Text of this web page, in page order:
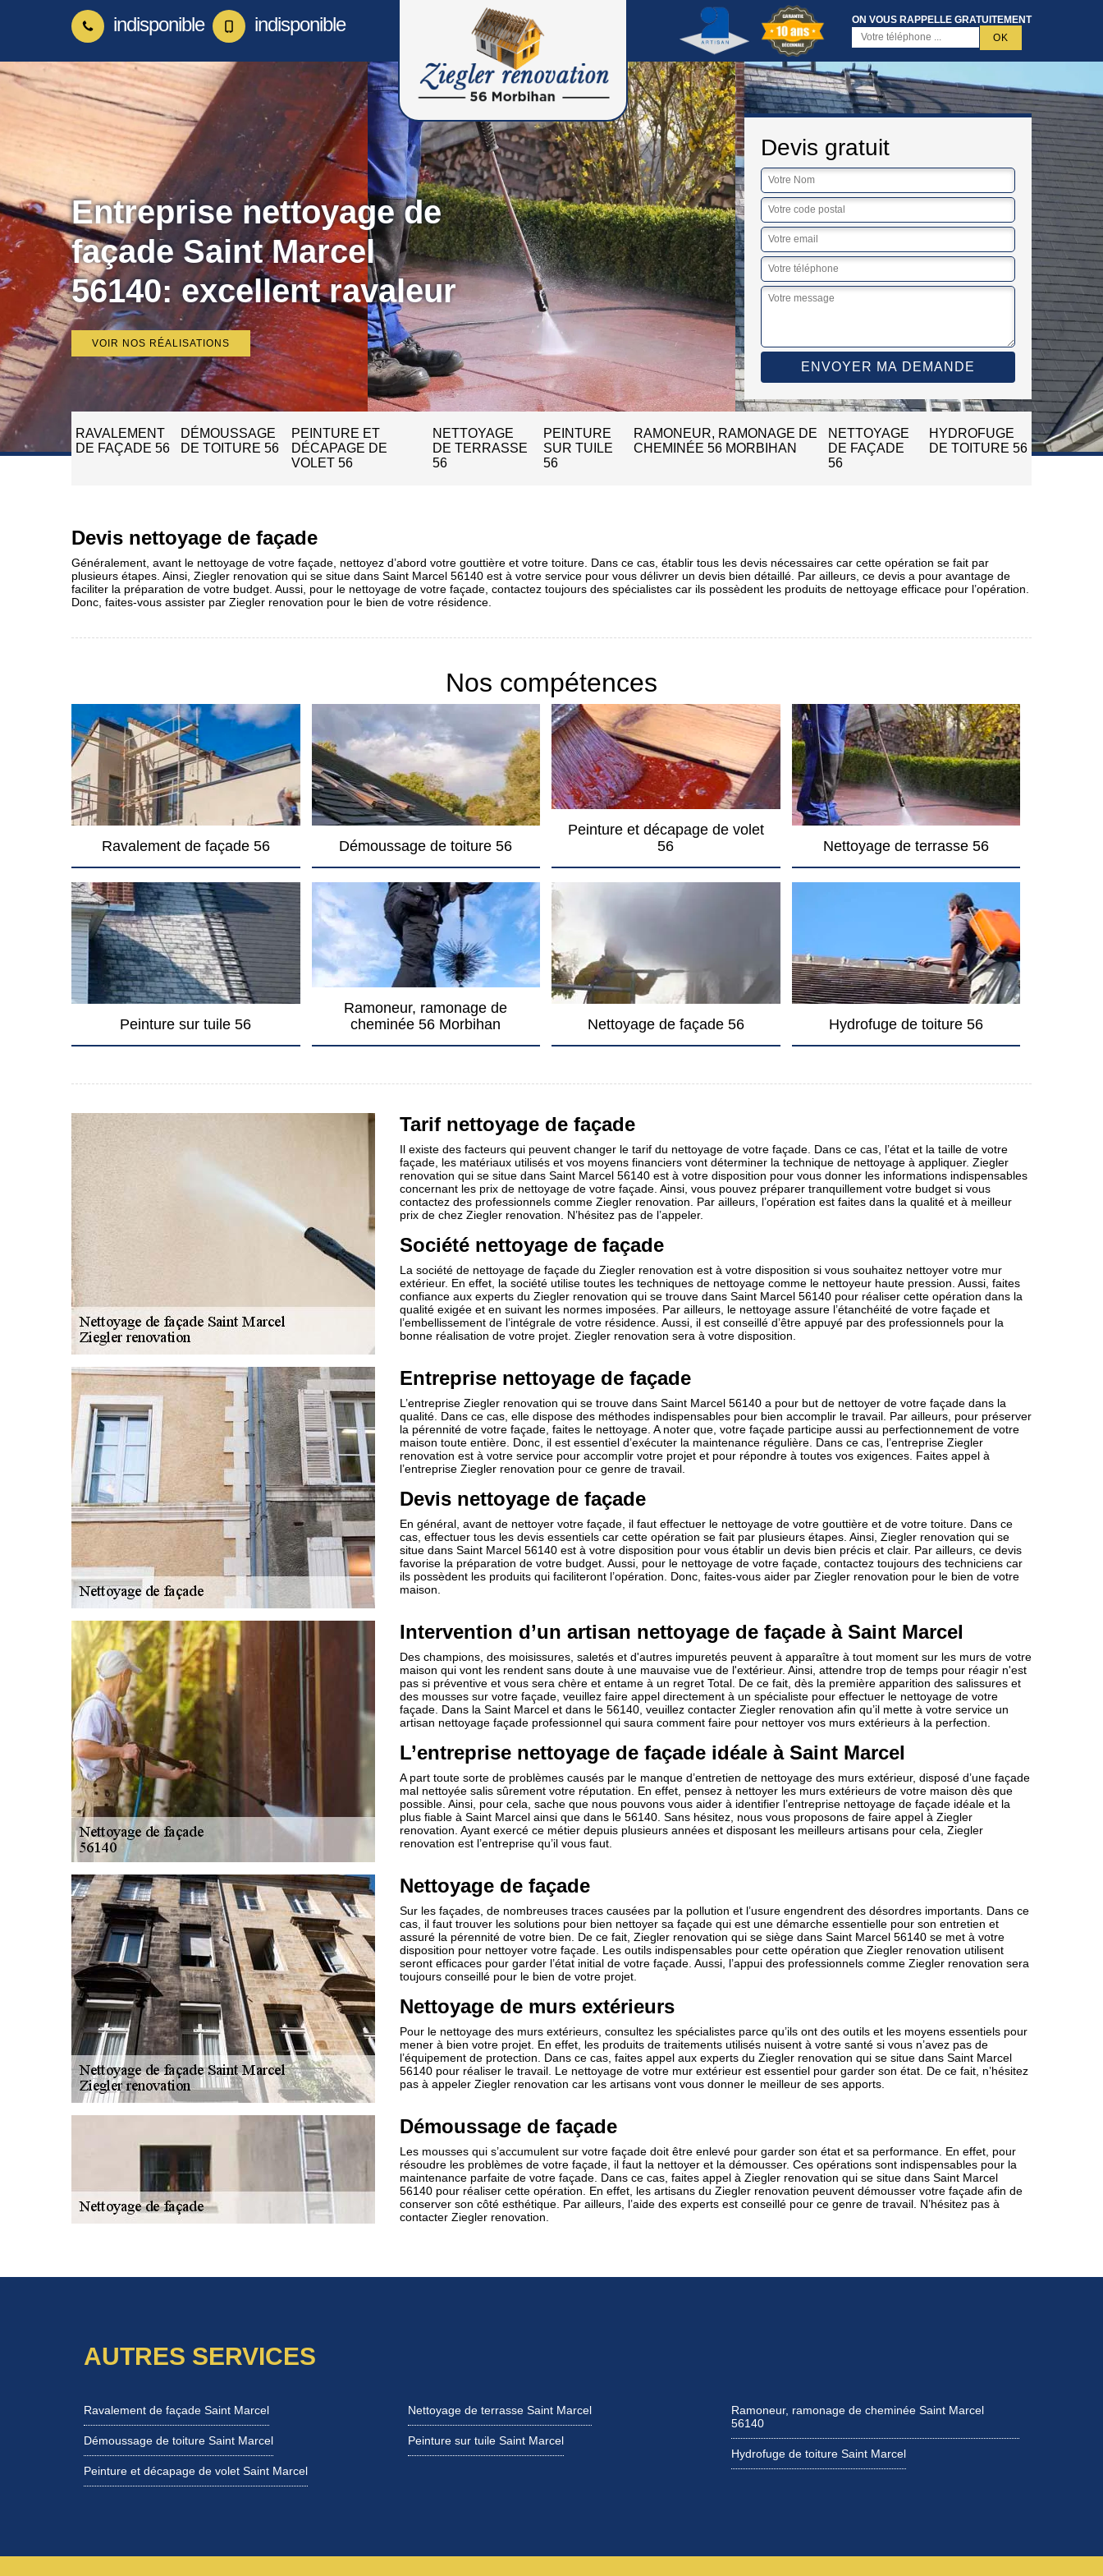
indisponible indisponible ON VOUS RAPPELLE GRATUITEMENT
Entreprise nettoyage de
façade Saint Marcel
56140: excellent ravaleur
VOIR NOS RÉALISATIONS
Devis gratuit
RAVALEMENT
DE FAÇADE 56
DÉMOUSSAGE
DE TOITURE 56
PEINTURE ET
DÉCAPAGE DE
VOLET 56
NETTOYAGE
DE TERRASSE
56
PEINTURE
SUR TUILE
56
RAMONEUR, RAMONAGE DE
CHEMINÉE 56 MORBIHAN
NETTOYAGE
DE FAÇADE
56
HYDROFUGE
DE TOITURE 56
Devis nettoyage de façade
Généralement, avant le nettoyage de votre façade, nettoyez d’abord votre gouttière et votre toiture. Dans ce cas, établir tous les devis nécessaires car cette opération se fait par
plusieurs étapes. Ainsi, Ziegler renovation qui se situe dans Saint Marcel 56140 est à votre service pour vous délivrer un devis bien détaillé. Par ailleurs, ce devis a pour avantage de
faciliter la préparation de votre budget. Aussi, pour le nettoyage de votre façade, contactez toujours des spécialistes car ils possèdent les produits de nettoyage efficace pour l’opération.
Donc, faites-vous assister par Ziegler renovation pour le bien de votre résidence.
Nos compétences
Ravalement de façade 56 Démoussage de toiture 56
Peinture et décapage de volet
56
Nettoyage de terrasse 56
Peinture sur tuile 56
Ramoneur, ramonage de
cheminée 56 Morbihan
Nettoyage de façade 56 Hydrofuge de toiture 56
Tarif nettoyage de façade
Il existe des facteurs qui peuvent changer le tarif du nettoyage de votre façade. Dans ce cas, l’état et la taille de votre
façade, les matériaux utilisés et vos moyens financiers vont déterminer la technique de nettoyage à appliquer. Ziegler
renovation qui se situe dans Saint Marcel 56140 est à votre disposition pour vous donner les informations indispensables
concernant les prix de nettoyage de votre façade. Ainsi, vous pouvez préparer tranquillement votre budget si vous
contactez des professionnels comme Ziegler renovation. Par ailleurs, l’opération est faites dans la qualité et à meilleur
prix de chez Ziegler renovation. N’hésitez pas de l’appeler.
Société nettoyage de façade
La société de nettoyage de façade du Ziegler renovation est à votre disposition si vous souhaitez nettoyer votre mur
extérieur. En effet, la société utilise toutes les techniques de nettoyage comme le nettoyeur haute pression. Aussi, faites
confiance aux experts du Ziegler renovation qui se trouve dans Saint Marcel 56140 pour réaliser cette opération dans la
qualité exigée et en suivant les normes imposées. Par ailleurs, le nettoyage assure l’étanchéité de votre façade et
l’embellissement de l’intégrale de votre résidence. Aussi, il est conseillé d’être appuyé par des professionnels pour la
bonne réalisation de votre projet. Ziegler renovation sera à votre disposition.
Entreprise nettoyage de façade
L’entreprise Ziegler renovation qui se trouve dans Saint Marcel 56140 a pour but de nettoyer de votre façade dans la
qualité. Dans ce cas, elle dispose des méthodes indispensables pour bien accomplir le travail. Par ailleurs, pour préserver
la pérennité de votre façade, faites le nettoyage. A noter que, votre façade participe aussi au perfectionnement de votre
maison toute entière. Donc, il est essentiel d’exécuter la maintenance régulière. Dans ce cas, l’entreprise Ziegler
renovation est à votre service pour accomplir votre projet et pour répondre à toutes vos exigences. Faites appel à
l’entreprise Ziegler renovation pour ce genre de travail.
Devis nettoyage de façade
En général, avant de nettoyer votre façade, il faut effectuer le nettoyage de votre gouttière et de votre toiture. Dans ce
cas, effectuer tous les devis essentiels car cette opération se fait par plusieurs étapes. Ainsi, Ziegler renovation qui se
situe dans Saint Marcel 56140 est à votre disposition pour vous établir un devis bien précis et clair. Par ailleurs, ce devis
favorise la préparation de votre budget. Aussi, pour le nettoyage de votre façade, contactez toujours des techniciens car
ils possèdent les produits qui faciliteront l’opération. Donc, faites-vous aider par Ziegler renovation pour le bien de votre
maison.
Intervention d’un artisan nettoyage de façade à Saint Marcel
Des champions, des moisissures, saletés et d'autres impuretés peuvent à apparaître à tout moment sur les murs de votre
maison qui vont les rendent sans doute à une mauvaise vue de l'extérieur. Ainsi, attendre trop de temps pour réagir n'est
pas si préventive et vous sera chère et entame à un regret Total. De ce fait, dès la première apparition des salissures et
des mousses sur votre façade, veuillez faire appel directement à un spécialiste pour effectuer le nettoyage de votre
façade. Dans la Saint Marcel et dans le 56140, veuillez contacter Ziegler renovation afin qu’il mette à votre service un
artisan nettoyage façade professionnel qui saura comment faire pour nettoyer vos murs extérieurs à la perfection.
L’entreprise nettoyage de façade idéale à Saint Marcel
A part toute sorte de problèmes causés par le manque d’entretien de nettoyage des murs extérieur, disposé d’une façade
mal nettoyée salis sûrement votre réputation. En effet, pensez à nettoyer les murs extérieurs de votre maison dès que
possible. Ainsi, pour cela, sache que nous pouvons vous aider à identifier l’entreprise nettoyage de façade idéale et la
plus fiable à Saint Marcel ainsi que dans le 56140. Sans hésitez, nous vous proposons de faire appel à Ziegler
renovation. Ayant exercé ce métier depuis plusieurs années et disposant les meilleurs artisans pour cela, Ziegler
renovation est l’entreprise qu’il vous faut.
Nettoyage de façade
Sur les façades, de nombreuses traces causées par la pollution et l’usure engendrent des désordres importants. Dans ce
cas, il faut trouver les solutions pour bien nettoyer sa façade qui est une démarche essentielle pour son entretien et
assuré la pérennité de votre bien. De ce fait, Ziegler renovation qui se siège dans Saint Marcel 56140 se met à votre
disposition pour nettoyer votre façade. Les outils indispensables pour cette opération que Ziegler renovation utilisent
seront efficaces pour garder l’état initial de votre façade. Aussi, l’appui des professionnels comme Ziegler renovation sera
toujours conseillé pour le bien de votre projet.
Nettoyage de murs extérieurs
Pour le nettoyage des murs extérieurs, consultez les spécialistes parce qu’ils ont des outils et les moyens essentiels pour
mener à bien votre projet. En effet, les produits de traitements utilisés nuisent à votre santé si vous n’avez pas de
l’équipement de protection. Dans ce cas, faites appel aux experts du Ziegler renovation qui se situe dans Saint Marcel
56140 pour réaliser le travail. Le nettoyage de votre mur extérieur est essentiel pour garder son état. De ce fait, n’hésitez
pas à appeler Ziegler renovation car les artisans vont vous donner le meilleur de ses apports.
Démoussage de façade
Les mousses qui s’accumulent sur votre façade doit être enlevé pour garder son état et sa performance. En effet, pour
résoudre les problèmes de votre façade, il faut la nettoyer et la démousser. Ces opérations sont indispensables pour la
maintenance parfaite de votre façade. Dans ce cas, faites appel à Ziegler renovation qui se situe dans Saint Marcel
56140 pour réaliser cette opération. En effet, les artisans du Ziegler renovation peuvent démousser votre façade afin de
conserver son côté esthétique. Par ailleurs, l’aide des experts est conseillé pour ce genre de travail. N’hésitez pas à
contacter Ziegler renovation.
AUTRES SERVICES
Ravalement de façade Saint Marcel
Démoussage de toiture Saint Marcel
Peinture et décapage de volet Saint Marcel
Nettoyage de terrasse Saint Marcel
Peinture sur tuile Saint Marcel
Ramoneur, ramonage de cheminée Saint Marcel
56140
Hydrofuge de toiture Saint Marcel